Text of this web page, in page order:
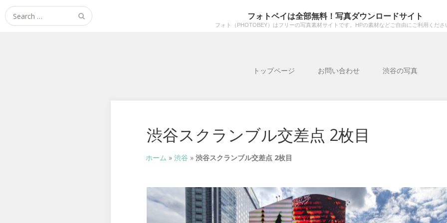
フォトベイは全部無料！写真ダウンロードサイト
フォト（PHOTOBEY）はフリーの写真素材サイトです。HPの素材などご自由にご利用くださ
Search
for:
トップページ お問い合わせ 渋谷の写真
渋谷スクランブル交差点 2枚目
ホーム » 渋谷 » 渋谷スクランブル交差点 2枚目